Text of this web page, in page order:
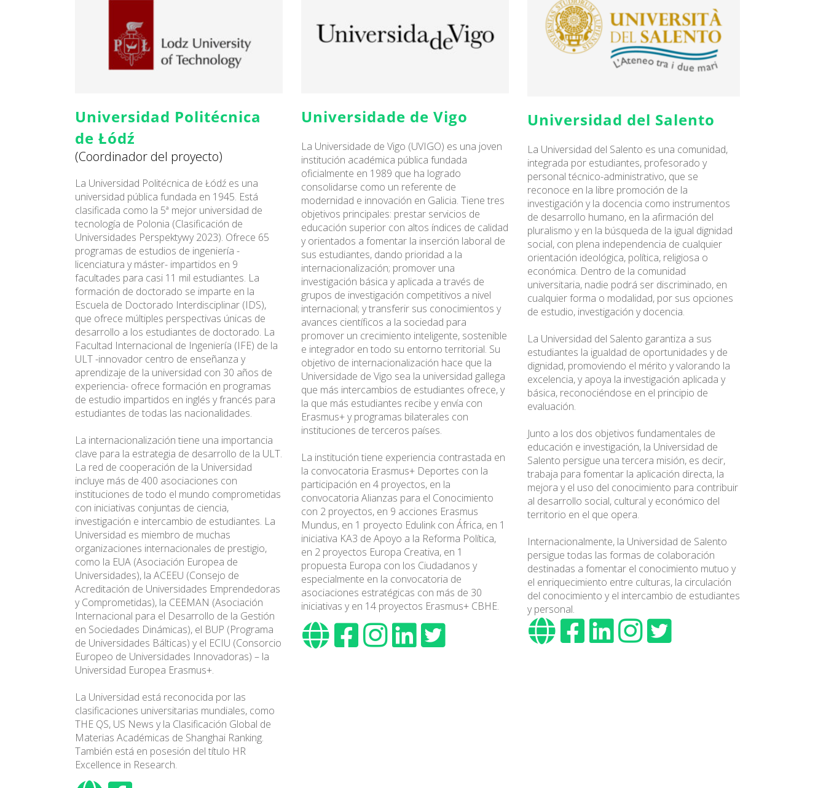
Universidad Politécnica
de Łódź
(Coordinador del proyecto)
La Universidad Politécnica de Łódź es una
universidad pública fundada en 1945. Está
clasificada como la 5ª mejor universidad de
tecnología de Polonia (Clasificación de
Universidades Perspektywy 2023). Ofrece 65
programas de estudios de ingeniería -
licenciatura y máster- impartidos en 9
facultades para casi 11 mil estudiantes. La
formación de doctorado se imparte en la
Escuela de Doctorado Interdisciplinar (IDS),
que ofrece múltiples perspectivas únicas de
desarrollo a los estudiantes de doctorado. La
Facultad Internacional de Ingeniería (IFE) de la
ULT -innovador centro de enseñanza y
aprendizaje de la universidad con 30 años de
experiencia- ofrece formación en programas
de estudio impartidos en inglés y francés para
estudiantes de todas las nacionalidades.
La internacionalización tiene una importancia
clave para la estrategia de desarrollo de la ULT.
La red de cooperación de la Universidad
incluye más de 400 asociaciones con
instituciones de todo el mundo comprometidas
con iniciativas conjuntas de ciencia,
investigación e intercambio de estudiantes. La
Universidad es miembro de muchas
organizaciones internacionales de prestigio,
como la EUA (Asociación Europea de
Universidades), la ACEEU (Consejo de
Acreditación de Universidades Emprendedoras
y Comprometidas), la CEEMAN (Asociación
Internacional para el Desarrollo de la Gestión
en Sociedades Dinámicas), el BUP (Programa
de Universidades Bálticas) y el ECIU (Consorcio
Europeo de Universidades Innovadoras) – la
Universidad Europea Erasmus+.
La Universidad está reconocida por las
clasificaciones universitarias mundiales, como
THE QS, US News y la Clasificación Global de
Materias Académicas de Shanghai Ranking.
También está en posesión del título HR
Excellence in Research.
Universidade de Vigo
La Universidade de Vigo (UVIGO) es una joven
institución académica pública fundada
oficialmente en 1989 que ha logrado
consolidarse como un referente de
modernidad e innovación en Galicia. Tiene tres
objetivos principales: prestar servicios de
educación superior con altos índices de calidad
y orientados a fomentar la inserción laboral de
sus estudiantes, dando prioridad a la
internacionalización; promover una
investigación básica y aplicada a través de
grupos de investigación competitivos a nivel
internacional; y transferir sus conocimientos y
avances científicos a la sociedad para
promover un crecimiento inteligente, sostenible
e integrador en todo su entorno territorial. Su
objetivo de internacionalización hace que la
Universidade de Vigo sea la universidad gallega
que más intercambios de estudiantes ofrece, y
la que más estudiantes recibe y envía con
Erasmus+ y programas bilaterales con
instituciones de terceros países.
La institución tiene experiencia contrastada en
la convocatoria Erasmus+ Deportes con la
participación en 4 proyectos, en la
convocatoria Alianzas para el Conocimiento
con 2 proyectos, en 9 acciones Erasmus
Mundus, en 1 proyecto Edulink con África, en 1
iniciativa KA3 de Apoyo a la Reforma Política,
en 2 proyectos Europa Creativa, en 1
propuesta Europa con los Ciudadanos y
especialmente en la convocatoria de
asociaciones estratégicas con más de 30
iniciativas y en 14 proyectos Erasmus+ CBHE.
Universidad del Salento
La Universidad del Salento es una comunidad,
integrada por estudiantes, profesorado y
personal técnico-administrativo, que se
reconoce en la libre promoción de la
investigación y la docencia como instrumentos
de desarrollo humano, en la afirmación del
pluralismo y en la búsqueda de la igual dignidad
social, con plena independencia de cualquier
orientación ideológica, política, religiosa o
económica. Dentro de la comunidad
universitaria, nadie podrá ser discriminado, en
cualquier forma o modalidad, por sus opciones
de estudio, investigación y docencia.
La Universidad del Salento garantiza a sus
estudiantes la igualdad de oportunidades y de
dignidad, promoviendo el mérito y valorando la
excelencia, y apoya la investigación aplicada y
básica, reconociéndose en el principio de
evaluación.
Junto a los dos objetivos fundamentales de
educación e investigación, la Universidad de
Salento persigue una tercera misión, es decir,
trabaja para fomentar la aplicación directa, la
mejora y el uso del conocimiento para contribuir
al desarrollo social, cultural y económico del
territorio en el que opera.
Internacionalmente, la Universidad de Salento
persigue todas las formas de colaboración
destinadas a fomentar el conocimiento mutuo y
el enriquecimiento entre culturas, la circulación
del conocimiento y el intercambio de estudiantes
y personal.